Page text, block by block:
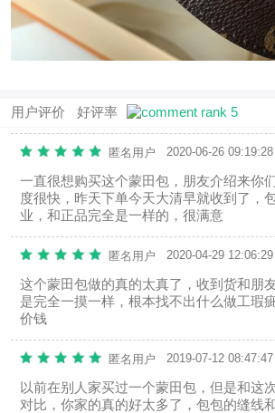
用户评价 好评率
匿名用户 2020-06-26 09:19:28
一直很想购买这个蒙田包，朋友介绍来你
度很快，昨天下单今天大清早就收到了，
业，和正品完全是一样的，很满意
匿名用户 2020-04-29 12:06:29
这个蒙田包做的真的太真了，收到货和朋
是完全一摸一样，根本找不出什么做工瑕
价钱
匿名用户 2019-07-12 08:47:47
以前在别人家买过一个蒙田包，但是和这
对比，你家的真的好太多了，包包的缝线